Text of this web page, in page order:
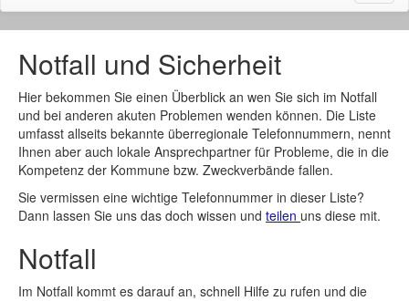
Notfall und Sicherheit
Hier bekommen Sie einen Überblick an wen Sie sich im Notfall
und bei anderen akuten Problemen wenden können. Die Liste
umfasst allseits bekannte überregionale Telefonnummern, nennt
Ihnen aber auch lokale Ansprechpartner für Probleme, die in die
Kompetenz der Kommune bzw. Zweckverbände fallen.
Sie vermissen eine wichtige Telefonnummer in dieser Liste?
Dann lassen Sie uns das doch wissen und teilen uns diese mit.
Notfall
Im Notfall kommt es darauf an, schnell Hilfe zu rufen und die